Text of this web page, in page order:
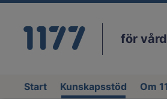
för
Start Kunskapsstöd Om